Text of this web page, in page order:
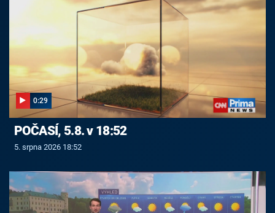
0:29
POČASÍ, 5.8. v 18:52
5. srpna 2026 18:52